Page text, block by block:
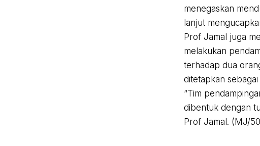
menegaskan
lanjut
Prof Jamal juga
melakukan
terhadap dua
ditetapkan
“Tim
dibentuk dengan
Prof Jamal. (MJ/